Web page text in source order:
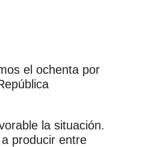
el ochenta por
la situación.
producir entre